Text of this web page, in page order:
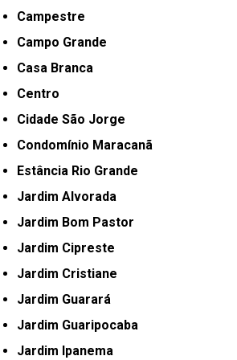
Campestre
Campo Grande
Casa Branca
Centro
Cidade São Jorge
Condomínio Maracanã
Estância Rio Grande
Jardim Alvorada
Jardim Bom Pastor
Jardim Cipreste
Jardim Cristiane
Jardim Guarará
Jardim Guaripocaba
Jardim Ipanema